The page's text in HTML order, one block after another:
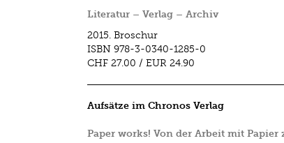
Literatur – Verlag – Archiv
2015. Broschur
ISBN 978-3-0340-1285-0
CHF 27.00 / EUR 24.90
Aufsätze im Chronos Verlag
Paper works! Von der Arbeit mit